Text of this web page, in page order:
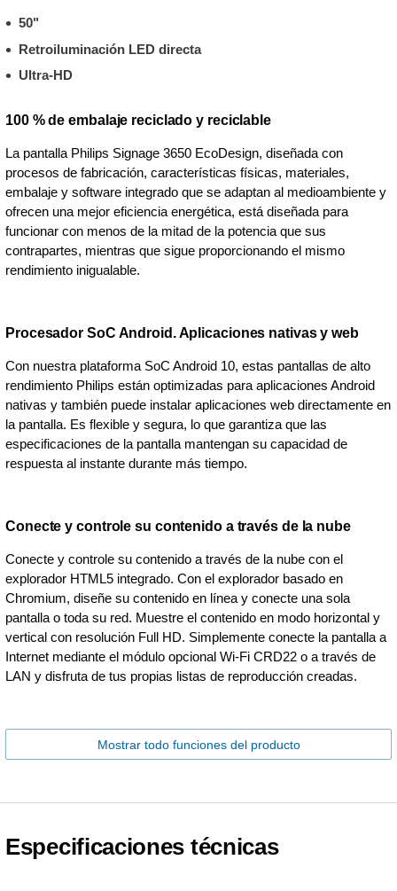
50"
Retroiluminación LED directa
Ultra-HD
100 % de embalaje reciclado y reciclable
La pantalla Philips Signage 3650 EcoDesign, diseñada con
procesos de fabricación, características físicas, materiales,
embalaje y software integrado que se adaptan al medioambiente y
ofrecen una mejor eficiencia energética, está diseñada para
funcionar con menos de la mitad de la potencia que sus
contrapartes, mientras que sigue proporcionando el mismo
rendimiento inigualable.
Procesador SoC Android. Aplicaciones nativas y web
Con nuestra plataforma SoC Android 10, estas pantallas de alto
rendimiento Philips están optimizadas para aplicaciones Android
nativas y también puede instalar aplicaciones web directamente en
la pantalla. Es flexible y segura, lo que garantiza que las
especificaciones de la pantalla mantengan su capacidad de
respuesta al instante durante más tiempo.
Conecte y controle su contenido a través de la nube
Conecte y controle su contenido a través de la nube con el
explorador HTML5 integrado. Con el explorador basado en
Chromium, diseñe su contenido en línea y conecte una sola
pantalla o toda su red. Muestre el contenido en modo horizontal y
vertical con resolución Full HD. Simplemente conecte la pantalla a
Internet mediante el módulo opcional Wi-Fi CRD22 o a través de
LAN y disfruta de tus propias listas de reproducción creadas.
Mostrar todo funciones del producto
Especificaciones técnicas